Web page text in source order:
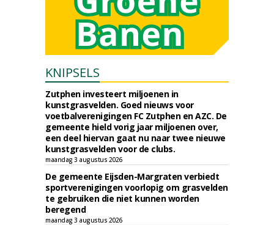
KNIPSELS
Zutphen investeert miljoenen in
kunstgrasvelden. Goed nieuws voor
voetbalverenigingen FC Zutphen en AZC. De
gemeente hield vorig jaar miljoenen over,
een deel hiervan gaat nu naar twee nieuwe
kunstgrasvelden voor de clubs.
maandag 3 augustus 2026
De gemeente Eijsden-Margraten verbiedt
sportverenigingen voorlopig om grasvelden
te gebruiken die niet kunnen worden
beregend
maandag 3 augustus 2026